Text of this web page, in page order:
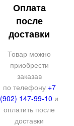
Оплата
после
доставки
Товар можно
приобрести
заказав
по телефону +7
(902) 147-99-10 и
оплатить после
доставки